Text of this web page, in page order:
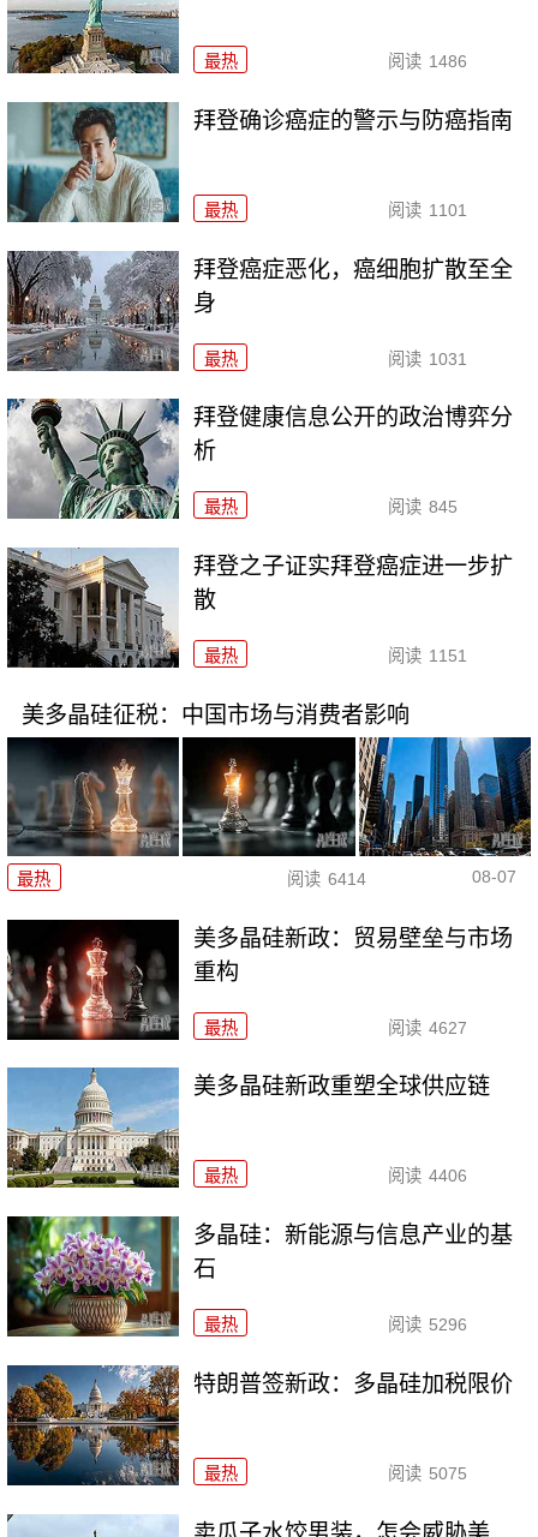
最热 阅读 1486
拜登确诊癌症的警示与防癌指南
最热 阅读 1101
拜登癌症恶化，癌细胞扩散至全
身
最热 阅读 1031
拜登健康信息公开的政治博弈分
析
最热 阅读 845
拜登之子证实拜登癌症进一步扩
散
最热 阅读 1151
美多晶硅征税：中国市场与消费者影响
最热 阅读 6414 08-07
美多晶硅新政：贸易壁垒与市场
重构
最热 阅读 4627
美多晶硅新政重塑全球供应链
最热 阅读 4406
多晶硅：新能源与信息产业的基
石
最热 阅读 5296
特朗普签新政：多晶硅加税限价
最热 阅读 5075